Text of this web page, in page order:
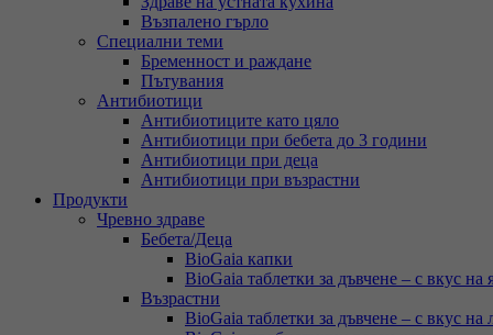
Възпалено гърло
Специални теми
Бременност и раждане
Пътувания
Антибиотици
Антибиотиците като цяло
Антибиотици при бебета до 3 години
Антибиотици при деца
Антибиотици при възрастни
Продукти
Чревно здраве
Бебета/Деца
BioGaia капки
BioGaia таблетки за дъвчене – с вкус на
Възрастни
BioGaia таблетки за дъвчене – с вкус на